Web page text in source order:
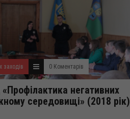
заходів 0 Коментарів
негативних
середовищі» (2018 рік)